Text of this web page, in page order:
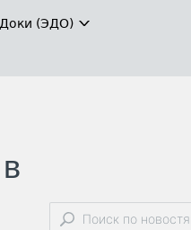
(ЭДО)